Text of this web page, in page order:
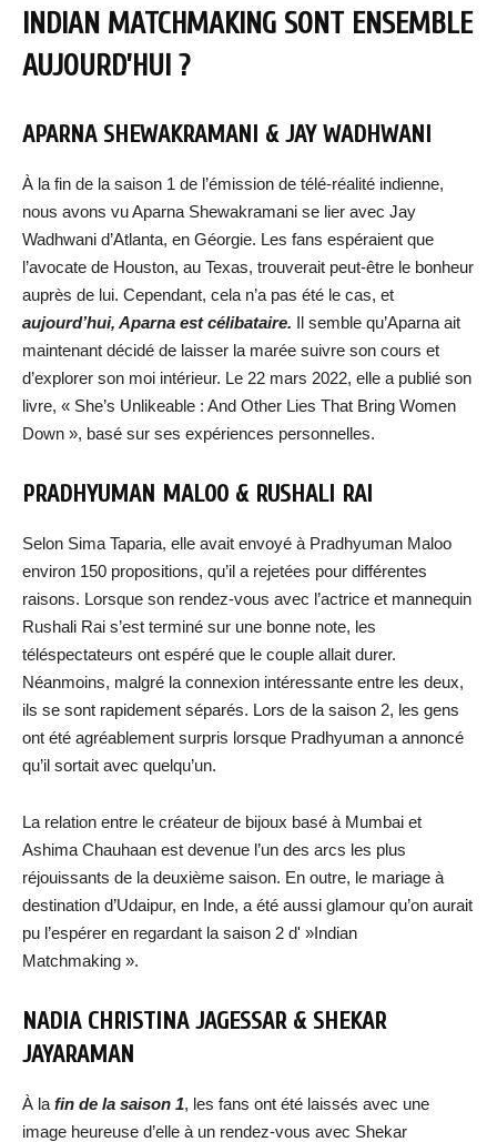
INDIAN MATCHMAKING SONT ENSEMBLE
AUJOURD’HUI ?
APARNA SHEWAKRAMANI & JAY WADHWANI
À la fin de la saison 1 de l’émission de télé-réalité indienne,
nous avons vu Aparna Shewakramani se lier avec Jay
Wadhwani d’Atlanta, en Géorgie. Les fans espéraient que
l’avocate de Houston, au Texas, trouverait peut-être le bonheur
auprès de lui. Cependant, cela n’a pas été le cas, et
aujourd’hui, Aparna est célibataire. Il semble qu’Aparna ait
maintenant décidé de laisser la marée suivre son cours et
d’explorer son moi intérieur. Le 22 mars 2022, elle a publié son
livre, « She’s Unlikeable : And Other Lies That Bring Women
Down », basé sur ses expériences personnelles.
PRADHYUMAN MALOO & RUSHALI RAI
Selon Sima Taparia, elle avait envoyé à Pradhyuman Maloo
environ 150 propositions, qu’il a rejetées pour différentes
raisons. Lorsque son rendez-vous avec l’actrice et mannequin
Rushali Rai s’est terminé sur une bonne note, les
téléspectateurs ont espéré que le couple allait durer.
Néanmoins, malgré la connexion intéressante entre les deux,
ils se sont rapidement séparés. Lors de la saison 2, les gens
ont été agréablement surpris lorsque Pradhyuman a annoncé
qu’il sortait avec quelqu’un.
La relation entre le créateur de bijoux basé à Mumbai et
Ashima Chauhaan est devenue l’un des arcs les plus
réjouissants de la deuxième saison. En outre, le mariage à
destination d’Udaipur, en Inde, a été aussi glamour qu’on aurait
pu l’espérer en regardant la saison 2 d' »Indian
Matchmaking ».
NADIA CHRISTINA JAGESSAR & SHEKAR
JAYARAMAN
À la fin de la saison 1, les fans ont été laissés avec une
image heureuse d’elle à un rendez-vous avec Shekar